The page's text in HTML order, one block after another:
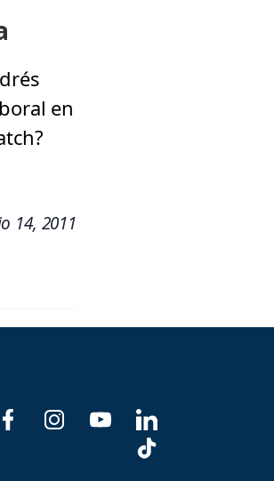
en
14, 2011